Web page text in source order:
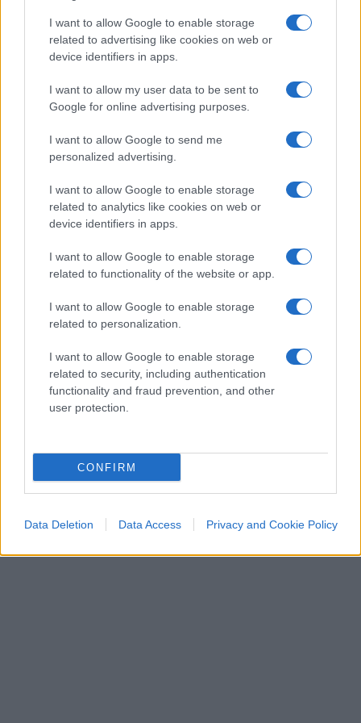
I want to allow Google to enable storage
related to advertising like cookies on web or
device identifiers in apps.
I want to allow my user data to be sent to
Google for online advertising purposes.
I want to allow Google to send me
personalized advertising.
I want to allow Google to enable storage
related to analytics like cookies on web or
device identifiers in apps.
I want to allow Google to enable storage
related to functionality of the website or app.
I want to allow Google to enable storage
related to personalization.
I want to allow Google to enable storage
related to security, including authentication
functionality and fraud prevention, and other
user protection.
CONFIRM
Data Deletion Data Access Privacy and Cookie Policy
circolate online, la guida avrebbe evitato di
rispondere direttamente, facendo riferimento
anche alla necessità di proseguire la visita. Gli
studenti avrebbero spiegato la loro iniziativa
come una “protesta contro il genocidio a Gaza”,
situazione nella Striscia.
L’episodio si inserisce in un più ampio dibattito
sull’utilizzo dei luoghi della memoria della
per iniziative e messaggi legati al conflitto israelo-
palestinese. Nei mesi scorsi, una controversia
analoga aveva riguardato il memoriale di
Buchenwald, in Germania, dove era stato vietato
l’utilizzo del kefiah all’interno dell’area del campo.
Il divieto era stato successivamente confermato
dalla giustizia tedesca.